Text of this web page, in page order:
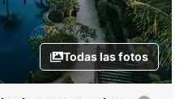
Todas las fotos